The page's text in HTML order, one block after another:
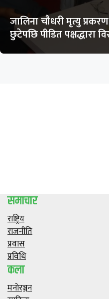
जालिना चौधरी मृत्यु
छुटेपछि पीडित पक्षद्धारा
समाचार
राष्ट्रिय
राजनीति
प्रवास
प्रविधि
कला
मनाेरञ्जन